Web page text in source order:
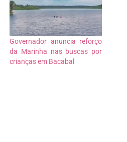
Governador anuncia reforço
da Marinha nas buscas por
crianças em Bacabal